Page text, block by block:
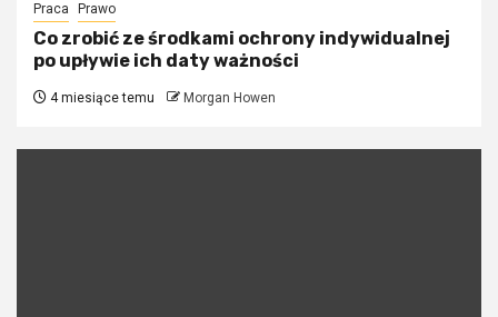
Praca Prawo
Co zrobić ze środkami ochrony indywidualnej
po upływie ich daty ważności
4 miesiące temu Morgan Howen